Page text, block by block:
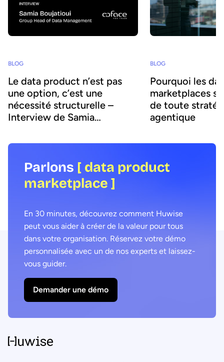
BLOG
Le data product n’est pas
une option, c’est une
nécessité structurelle –
Interview de Samia
BLOG
Pourquoi les
marketplaces
de toute
agentique
Parlons [ data product
marketplace ]
En 30 minutes, découvrez comment Huwise
peut vous aider à créer de la valeur pour tous
dans votre organisation. Réservez votre démo
personnalisée avec un de nos experts et laissez-
vous guider.
Demander une démo